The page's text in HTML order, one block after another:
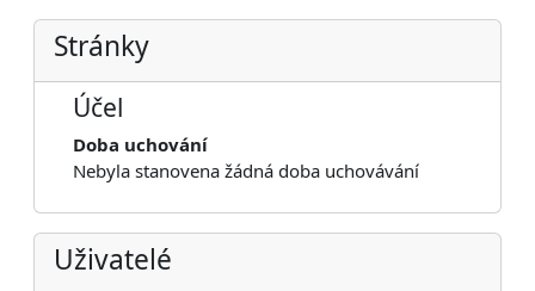
Stránky
Účel
Doba uchování
Nebyla stanovena žádná doba uchovávání
Uživatelé